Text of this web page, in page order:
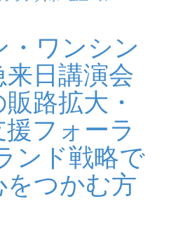
・ワンシン
日講演会
路拡大・
フォーラ
ンド戦略で
つかむ方